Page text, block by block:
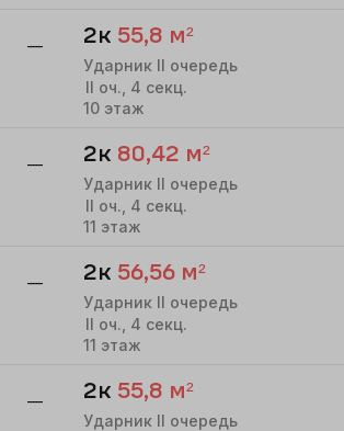
— 2к 55,8 м²
Ударник II очередь
II оч., 4 секц.
10 этаж
— 2к 80,42 м²
Ударник II очередь
II оч., 4 секц.
11 этаж
— 2к 56,56 м²
Ударник II очередь
II оч., 4 секц.
11 этаж
— 2к 55,8 м²
Ударник II очередь